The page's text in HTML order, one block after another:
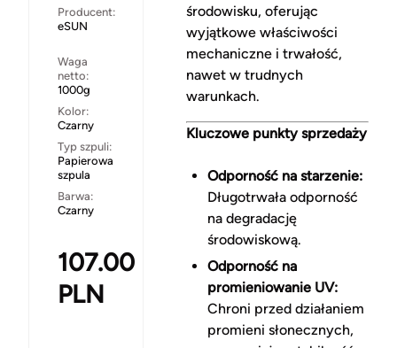
Producent:
eSUN
Waga
netto:
1000g
Kolor:
Czarny
Typ szpuli:
Papierowa
szpula
Barwa:
Czarny
107.00
PLN
środowisku, oferując
wyjątkowe właściwości
mechaniczne i trwałość,
nawet w trudnych
warunkach.
Kluczowe punkty sprzedaży
Odporność na starzenie:
Długotrwała odporność
na degradację
środowiskową.
Odporność na
promieniowanie UV:
Chroni przed działaniem
promieni słonecznych,